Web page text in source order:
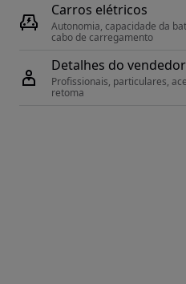
Carros elétricos
Autonomia, capacidade da
cabo de carregamento
Detalhes do vendedor
Profissionais, particulares,
retoma